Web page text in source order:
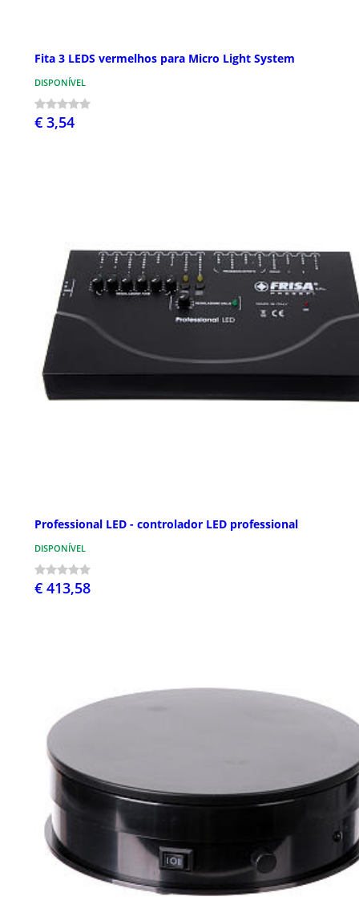
Fita 3 LEDS vermelhos para Micro Light System
DISPONÍVEL
€ 3,54
Professional LED - controlador LED professional
DISPONÍVEL
€ 413,58